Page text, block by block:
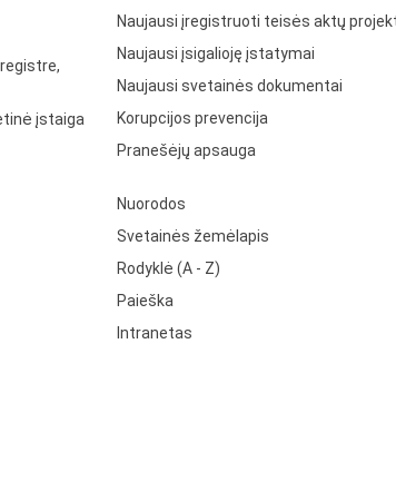
įstaiga
Naujausi įregistruoti teisės aktų
Naujausi įsigalioję įstatymai
Naujausi svetainės dokumentai
Korupcijos prevencija
Pranešėjų apsauga
Nuorodos
Svetainės žemėlapis
Rodyklė (A - Z)
Paieška
Intranetas